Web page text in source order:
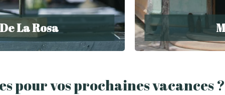
De La Rosa
pour vos prochaines vacances ?